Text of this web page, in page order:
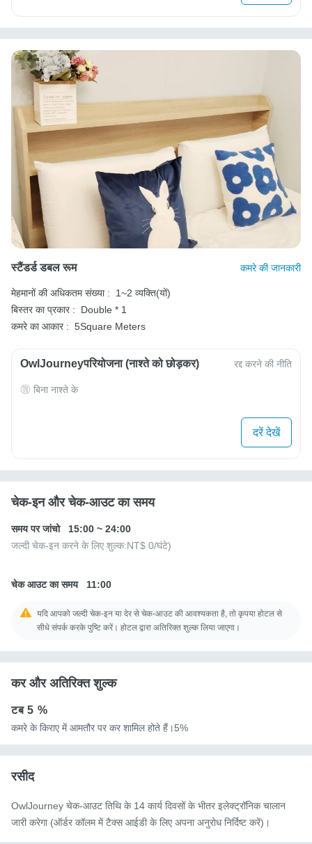
स्टैंडर्ड डबल रूम कमरे की जानकारी
मेहमानों की अधिकतम संख्या :
1~2 व्यक्ति(यों)
बिस्तर का प्रकार :
Double * 1
कमरे का आकार : 5Square Meters
OwlJourneyपरियोजना (नाश्ते को छोड़कर) रद्द करने की नीति
बिना नाश्ते के
दरें देखें
चेक-इन और चेक-आउट का समय
समय पर जांचो 15:00 ~ 24:00
जल्दी चेक-इन करने के लिए शुल्क:NT$ 0/घंटे)
चेक आउट का समय 11:00
यदि आपको जल्दी चेक-इन या देर से चेक-आउट की आवश्यकता है, तो कृपया होटल से
सीधे संपर्क करके पुष्टि करें। होटल द्वारा अतिरिक्त शुल्क लिया जाएगा।
कर और अतिरिक्त शुल्क
टब5 %
कमरे के किराए में आमतौर पर कर शामिल होते हैं।5%
रसीद
OwlJourney चेक-आउट तिथि के 14 कार्य दिवसों के भीतर इलेक्ट्रॉनिक चालान
जारी करेगा (ऑर्डर कॉलम में टैक्स आईडी के लिए अपना अनुरोध निर्दिष्ट करें)।